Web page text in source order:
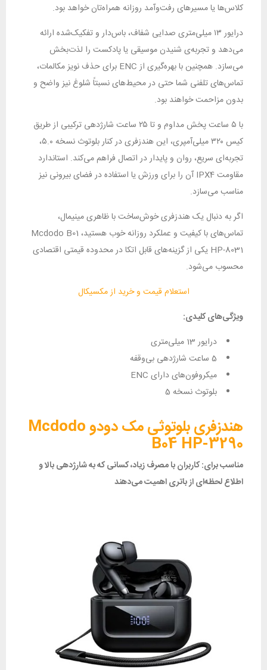
کلاس‌ها یا مسیرهای رفت‌وآمد روزانه همراه‌تان خواهد بود.
درایور ۱۳ میلی‌متری صدایی شفاف، باس‌دار و تفکیک‌شده ارائه
می‌دهد و تجربه‌ی شنیدن موسیقی یا پادکست را لذت‌بخش
می‌سازد. همچنین با بهره‌گیری از ENC برای حذف نویز مکالمات،
تماس‌های تلفنی شما حتی در محیط‌های نسبتاً شلوغ نیز واضح و
بدون مزاحمت خواهند بود.
با ۵ ساعت پخش مداوم و تا ۲۵ ساعت شارژدهی ترکیبی از طریق
کیس ۳۲۰ میلی‌آمپری، این هندزفری در کنار بلوتوث نسخه ۵.۰،
تجربه‌ای سریع، روان و پایدار در اتصال فراهم می‌کند. استاندارد
مقاومت IPX4 آن را برای ورزش یا استفاده در فضای بیرونی نیز
مناسب می‌سازد.
اگر به دنبال یک هندزفری خوش‌ساخت با ظاهری مینیمال،
تماس‌های با کیفیت و عملکرد روزانه خوب هستید، Mcdodo B01
HP-8031 یکی از گزینه‌های قابل اتکا در محدوده قیمتی اقتصادی
محسوب می‌شود.
استعلام قیمت و خرید از مکسیکال
ویژگی‌های کلیدی:
درایور 13 میلی‌متری
میکروفون‌های دارای ENC
بلوتوث نسخه 5
هندزفری بلوتوثی مک دودو Mcdodo
B04 HP-3290
مناسب برای: کاربران با مصرف زیاد، کسانی که به شارژدهی بالا و
اطلاع لحظه‌ای از باتری اهمیت می‌دهند